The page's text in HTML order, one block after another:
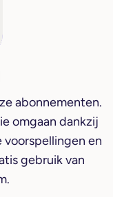
abonnementen.
omgaan dankzij
en
gebruik van